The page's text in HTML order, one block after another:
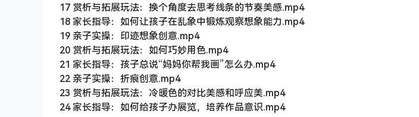
17 赏析与拓展玩法：换个角度去思考线条的节奏美感.mp4
18 家长指导：如何让孩子在乱象中锻炼观察想象能力.mp4
19 亲子实操：印迹想象创意.mp4
20 赏析与拓展玩法：如何巧妙用色.mp4
21 家长指导：孩子总说“妈妈你帮我画”怎么办.mp4
22 亲子实操：折痕创意.mp4
23 赏析与拓展玩法：冷暖色的对比美感和呼应美.mp4
24 家长指导：如何给孩子办展览，培养作品意识.mp4